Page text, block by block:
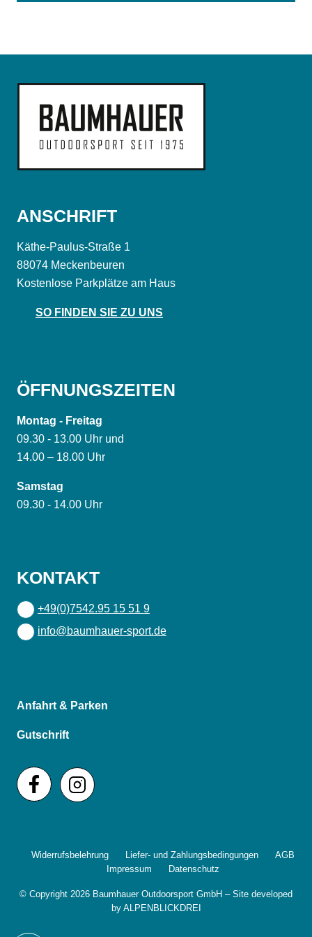
ANSCHRIFT
Käthe-Paulus-Straße 1
88074 Meckenbeuren
Kostenlose Parkplätze am Haus
SO FINDEN SIE ZU UNS
ÖFFNUNGSZEITEN
Montag - Freitag
09.30 - 13.00 Uhr und
14.00 – 18.00 Uhr
Samstag
09.30 - 14.00 Uhr
KONTAKT
+49(0)7542.95 15 51 9
info@baumhauer-sport.de
Anfahrt & Parken
Gutschrift
© Copyright 2026 Baumhauer Outdoorsport GmbH – Site developed
by ALPENBLICKDREI
Widerrufsbelehrung Liefer- und Zahlungsbedingungen
AGB
Impressum
Datenschutz